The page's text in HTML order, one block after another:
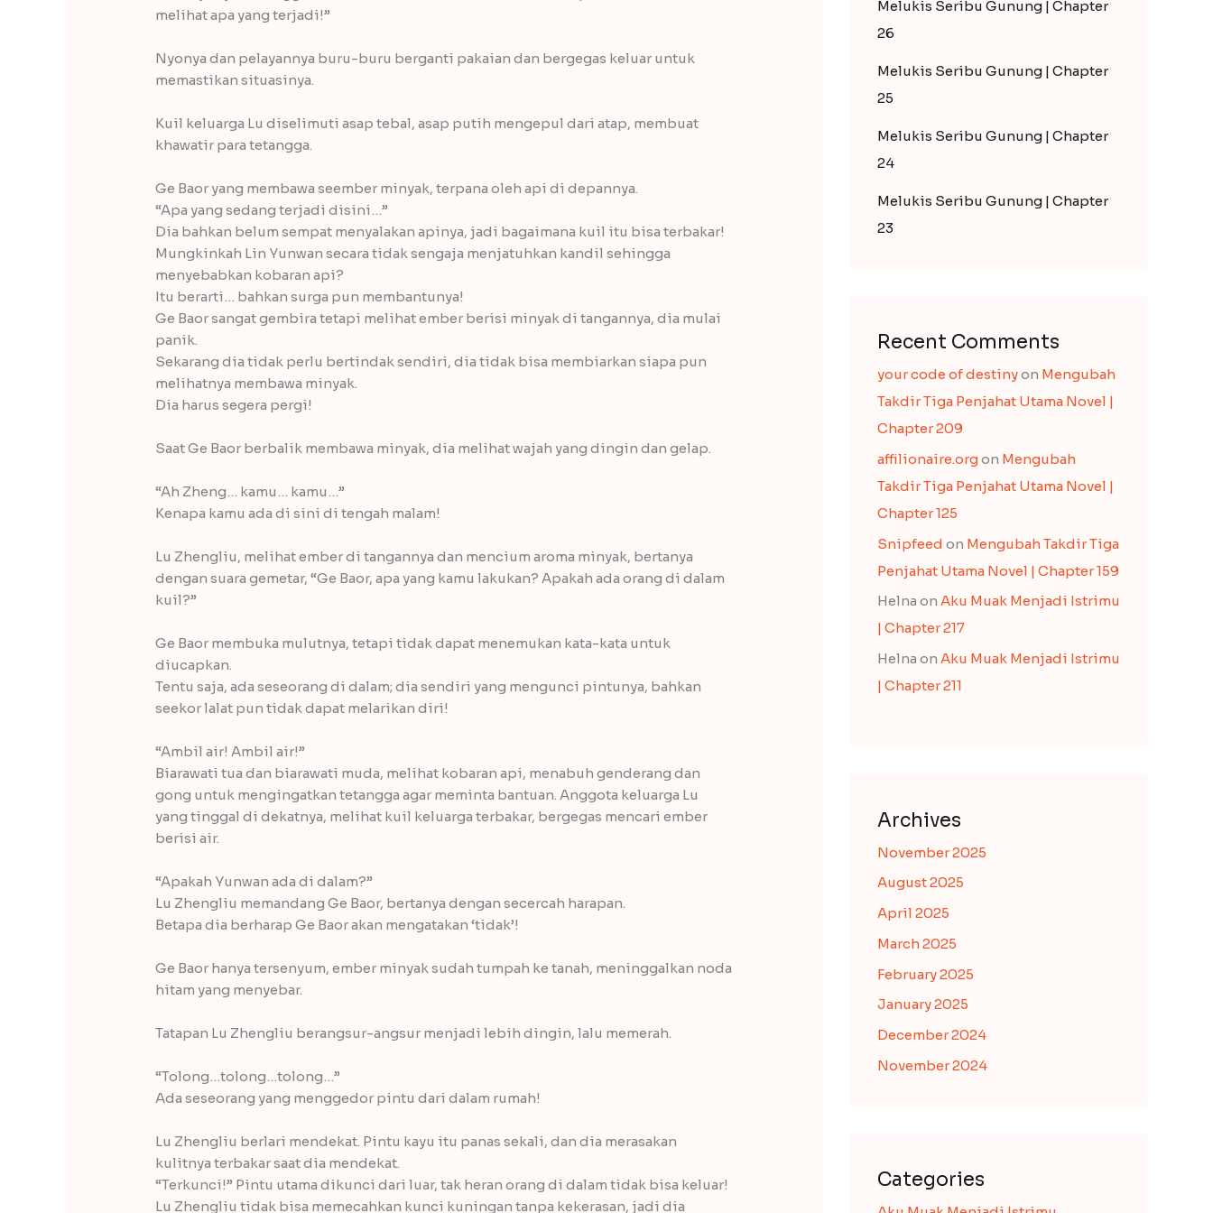
melihat apa yang terjadi!”
Nyonya dan pelayannya buru-buru berganti pakaian dan bergegas keluar untuk
memastikan situasinya.
Kuil keluarga Lu diselimuti asap tebal, asap putih mengepul dari atap, membuat
khawatir para tetangga.
Ge Baor yang membawa seember minyak, terpana oleh api di depannya.
“Apa yang sedang terjadi disini…”
Dia bahkan belum sempat menyalakan apinya, jadi bagaimana kuil itu bisa terbakar!
Mungkinkah Lin Yunwan secara tidak sengaja menjatuhkan kandil sehingga
menyebabkan kobaran api?
Itu berarti… bahkan surga pun membantunya!
Ge Baor sangat gembira tetapi melihat ember berisi minyak di tangannya, dia mulai
panik.
Sekarang dia tidak perlu bertindak sendiri, dia tidak bisa membiarkan siapa pun
melihatnya membawa minyak.
Dia harus segera pergi!
Saat Ge Baor berbalik membawa minyak, dia melihat wajah yang dingin dan gelap.
“Ah Zheng… kamu… kamu…”
Kenapa kamu ada di sini di tengah malam!
Lu Zhengliu, melihat ember di tangannya dan mencium aroma minyak, bertanya
dengan suara gemetar, “Ge Baor, apa yang kamu lakukan? Apakah ada orang di dalam
kuil?”
Ge Baor membuka mulutnya, tetapi tidak dapat menemukan kata-kata untuk
diucapkan.
Tentu saja, ada seseorang di dalam; dia sendiri yang mengunci pintunya, bahkan
seekor lalat pun tidak dapat melarikan diri!
“Ambil air! Ambil air!”
Biarawati tua dan biarawati muda, melihat kobaran api, menabuh genderang dan
gong untuk mengingatkan tetangga agar meminta bantuan. Anggota keluarga Lu
yang tinggal di dekatnya, melihat kuil keluarga terbakar, bergegas mencari ember
berisi air.
“Apakah Yunwan ada di dalam?”
Lu Zhengliu memandang Ge Baor, bertanya dengan secercah harapan.
Betapa dia berharap Ge Baor akan mengatakan ‘tidak’!
Ge Baor hanya tersenyum, ember minyak sudah tumpah ke tanah, meninggalkan noda
hitam yang menyebar.
Tatapan Lu Zhengliu berangsur-angsur menjadi lebih dingin, lalu memerah.
“Tolong…tolong…tolong…”
Ada seseorang yang menggedor pintu dari dalam rumah!
Lu Zhengliu berlari mendekat. Pintu kayu itu panas sekali, dan dia merasakan
kulitnya terbakar saat dia mendekat.
“Terkunci!” Pintu utama dikunci dari luar, tak heran orang di dalam tidak bisa keluar!
Lu Zhengliu tidak bisa memecahkan kunci kuningan tanpa kekerasan, jadi dia
Melukis Seribu Gunung | Chapter
26
Melukis Seribu Gunung | Chapter
25
Melukis Seribu Gunung | Chapter
24
Melukis Seribu Gunung | Chapter
23
Recent Comments
your code of destinyon Mengubah
Takdir Tiga Penjahat Utama Novel |
Chapter 209
affilionaire.orgon Mengubah
Takdir Tiga Penjahat Utama Novel |
Chapter 125
Snipfeed on Mengubah Takdir Tiga
Penjahat Utama Novel | Chapter 159
Helna on Aku Muak Menjadi Istrimu
| Chapter 217
Helna on Aku Muak Menjadi Istrimu
| Chapter 211
Archives
November 2025
August 2025
April 2025
March 2025
February 2025
January 2025
December 2024
November 2024
Categories